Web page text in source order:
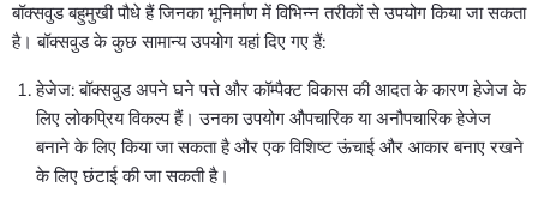
बॉक्सवुड बहुमुखी पौधे हैं जिनका भूनिर्माण में विभिन्न तरीकों से उपयोग किया जा सकता
है। बॉक्सवुड के कुछ सामान्य उपयोग यहां दिए गए हैं:
हेजेज: बॉक्सवुड अपने घने पत्ते और कॉम्पैक्ट विकास की आदत के कारण हेजेज के
लिए लोकप्रिय विकल्प हैं। उनका उपयोग औपचारिक या अनौपचारिक हेजेज
बनाने के लिए किया जा सकता है और एक विशिष्ट ऊंचाई और आकार बनाए रखने
के लिए छंटाई की जा सकती है।